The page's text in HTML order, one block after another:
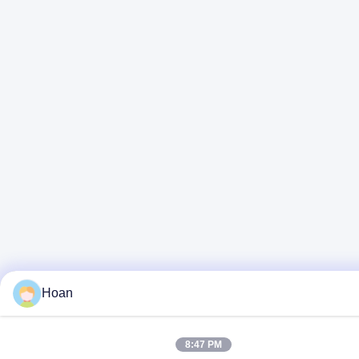
Hoan
8:47 PM